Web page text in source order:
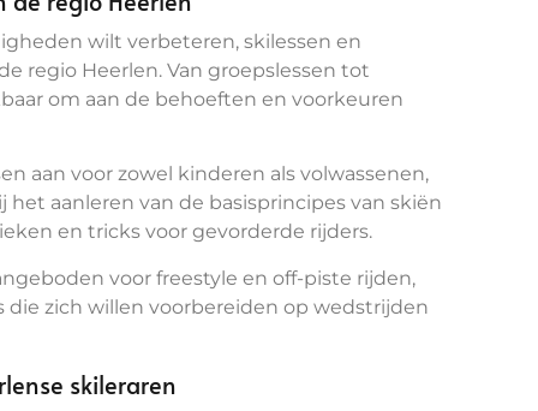
wilt verbeteren, skilessen en
regio Heerlen. Van groepslessen tot
om aan de behoeften en voorkeuren
aan voor zowel kinderen als volwassenen,
aanleren van de basisprincipes van skiën
en tricks voor gevorderde rijders.
voor freestyle en off-piste rijden,
die zich willen voorbereiden op wedstrijden
skileraren